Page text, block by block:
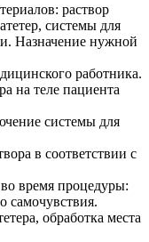
раствор
системы для
Назначение нужной
работника.
на теле пациента
системы для
в соответствии с
время процедуры:
самочувствия.
обработка места